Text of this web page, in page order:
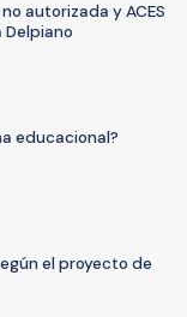
autorizada y ACES
Delpiano
educacional?
el proyecto de